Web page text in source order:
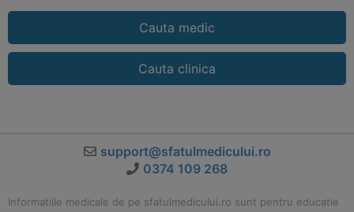
Cauta medic
Cauta clinica
support@sfatulmedicului.ro
0374 109 268
Informatiile medicale de pe sfatulmedicului.ro sunt pentru educatie